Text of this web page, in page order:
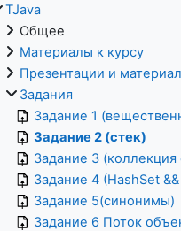
TJava
Общее
Материалы к курсу
Презентации и
Задания
Задание 1
Задание 2 (стек)
Задание 3
Задание 4 (HashSet
Задание 5(синонимы)
Задание 6 Поток